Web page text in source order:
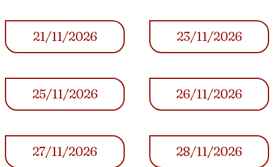
21/11/2026 23/11/2026
25/11/2026 26/11/2026
27/11/2026 28/11/2026